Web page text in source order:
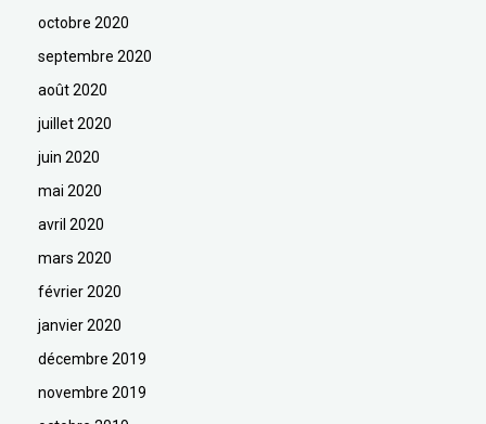
octobre 2020
septembre 2020
août 2020
juillet 2020
juin 2020
mai 2020
avril 2020
mars 2020
février 2020
janvier 2020
décembre 2019
novembre 2019